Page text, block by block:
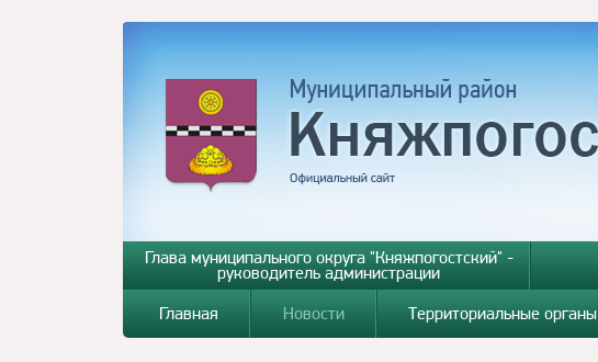
Глава муниципального округа "Княжпогостский" -
руководитель администрации
Главная Новости Территориальные органы